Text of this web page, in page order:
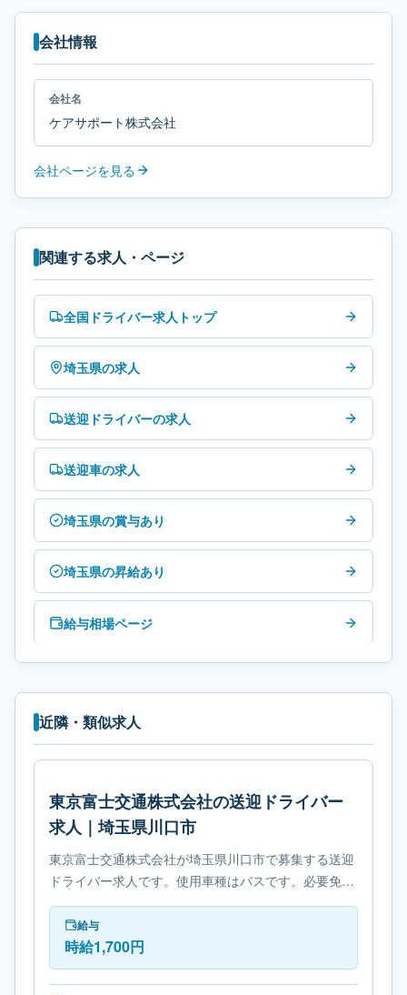
会社情報
会社名
ケアサポート株式会社
会社ページを見る
関連する求人・ページ
全国ドライバー求人トップ
埼玉県の求人
送迎ドライバーの求人
送迎車の求人
埼玉県の賞与あり
埼玉県の昇給あり
給与相場ページ
近隣・類似求人
東京富士交通株式会社の送迎ドライバー
求人｜埼玉県川口市
東京富士交通株式会社が埼玉県川口市で募集する送迎
ドライバー求人です。使用車種はバスです。必要免許
は- 大型自動車第二種免許です。
給与
時給1,700円